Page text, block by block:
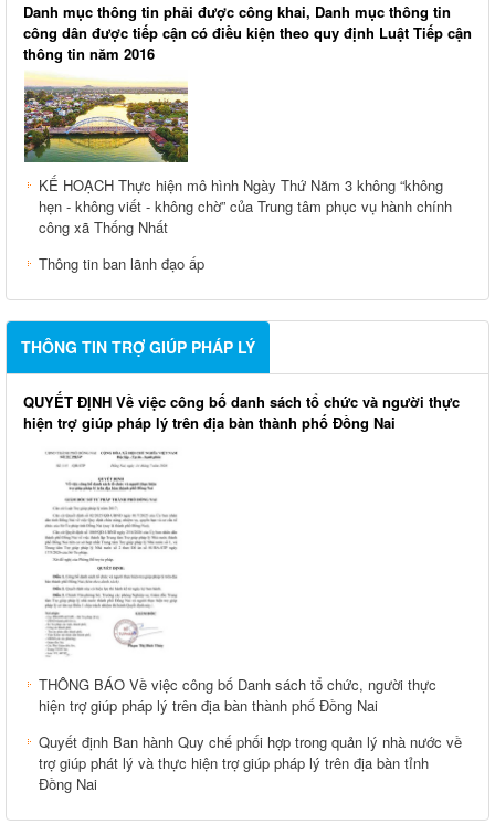
Danh mục thông tin phải được công khai, Danh mục thông tin
công dân được tiếp cận có điều kiện theo quy định Luật Tiếp cận
thông tin năm 2016
KẾ HOẠCH Thực hiện mô hình Ngày Thứ Năm 3 không “không
hẹn - không viết - không chờ” của Trung tâm phục vụ hành chính
công xã Thống Nhất
Thông tin ban lãnh đạo ấp
THÔNG TIN TRỢ GIÚP PHÁP LÝ
QUYẾT ĐỊNH Về việc công bố danh sách tổ chức và người thực
hiện trợ giúp pháp lý trên địa bàn thành phố Đồng Nai
THÔNG BÁO Về việc công bố Danh sách tổ chức, người thực
hiện trợ giúp pháp lý trên địa bàn thành phố Đồng Nai
Quyết định Ban hành Quy chế phối hợp trong quản lý nhà nước về
trợ giúp phát lý và thực hiện trợ giúp pháp lý trên địa bàn tỉnh
Đồng Nai